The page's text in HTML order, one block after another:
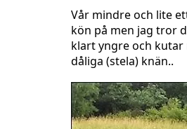
Vår mindre och lite
kön på men jag tror
klart yngre och
dåliga (stela) knän..